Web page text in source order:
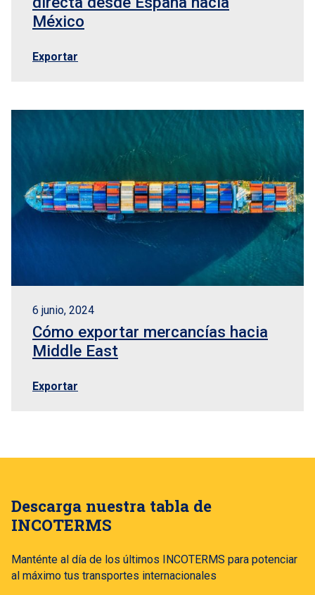
México
Exportar
6 junio, 2024
Cómo exportar mercancías hacia
Middle East
Exportar
Descarga nuestra tabla de
INCOTERMS
Manténte al día de los últimos INCOTERMS para potenciar
al máximo tus transportes internacionales